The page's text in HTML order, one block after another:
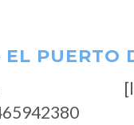
EL PUERTO